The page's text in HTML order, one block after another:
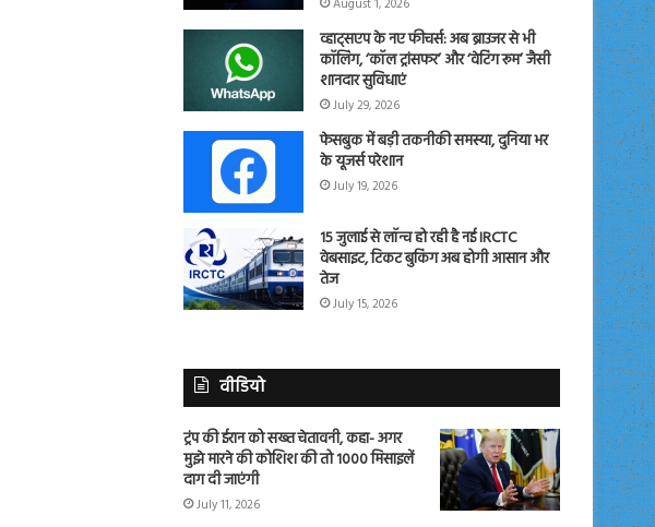
व्हाट्सएप के नए फीचर्स: अब ब्राउजर से भी
कॉलिंग, ‘कॉल ट्रांसफर’ और ‘वेटिंग रूम’ जैसी
शानदार सुविधाएं
July 29, 2026
फेसबुक में बड़ी तकनीकी समस्या, दुनिया भर
के यूजर्स परेशान
July 19, 2026
15 जुलाई से लॉन्च हो रही है नई IRCTC
वेबसाइट, टिकट बुकिंग अब होगी आसान और
तेज
July 15, 2026
वीडियो
ट्रंप की ईरान को सख्त चेतावनी, कहा- अगर
मुझे मारने की कोशिश की तो 1000 मिसाइलें
दाग दी जाएंगी
July 11, 2026